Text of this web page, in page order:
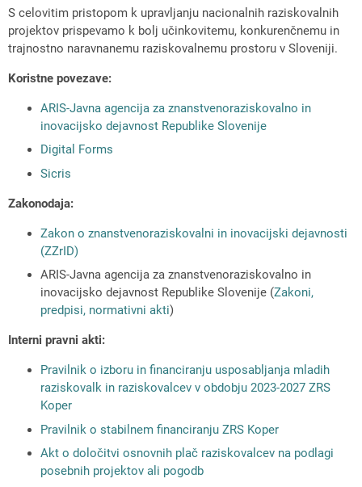
S celovitim pristopom k upravljanju nacionalnih raziskovalnih
projektov prispevamo k bolj učinkovitemu, konkurenčnemu in
trajnostno naravnanemu raziskovalnemu prostoru v Sloveniji.
Koristne povezave:
ARIS-Javna agencija za znanstvenoraziskovalno in
inovacijsko dejavnost Republike Slovenije
Digital Forms
Sicris
Zakonodaja:
Zakon o znanstvenoraziskovalni in inovacijski dejavnosti
(ZZrID)
ARIS-Javna agencija za znanstvenoraziskovalno in
inovacijsko dejavnost Republike Slovenije (Zakoni,
predpisi, normativni akti)
Interni pravni akti:
Pravilnik o izboru in financiranju usposabljanja mladih
raziskovalk in raziskovalcev v obdobju 2023-2027 ZRS
Koper
Pravilnik o stabilnem financiranju ZRS Koper
Akt o določitvi osnovnih plač raziskovalcev na podlagi
posebnih projektov ali pogodb